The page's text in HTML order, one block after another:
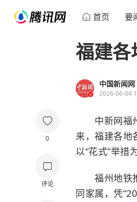
首页 要
0
评论
福建各
中国新闻网
2026-06-04
中新网福州
来，福建各地
以“花式”举措
福州地铁推
同家属，凭